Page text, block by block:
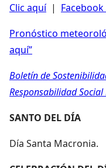
Clic aquí|
Pronóstico
aquí”
Boletín de
Responsabilidad
SANTO DEL DÍA
Día Santa Macronia.